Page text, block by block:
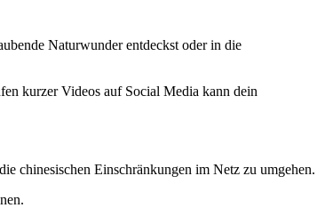
Naturwunder entdeckst oder in die
kurzer Videos auf Social Media kann dein
chinesischen Einschränkungen im Netz zu umgehen.